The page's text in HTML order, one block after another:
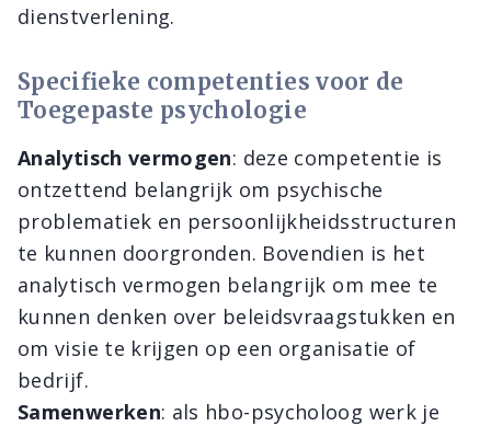
dienstverlening.
Specifieke competenties voor de
Toegepaste psychologie
Analytisch vermogen: deze competentie is
ontzettend belangrijk om psychische
problematiek en persoonlijkheidsstructuren
te kunnen doorgronden. Bovendien is het
analytisch vermogen belangrijk om mee te
kunnen denken over beleidsvraagstukken en
om visie te krijgen op een organisatie of
bedrijf.
Samenwerken: als hbo-psycholoog werk je